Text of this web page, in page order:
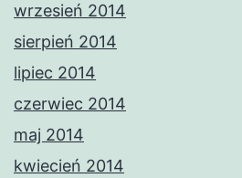
wrzesień 2014
sierpień 2014
lipiec 2014
czerwiec 2014
maj 2014
kwiecień 2014